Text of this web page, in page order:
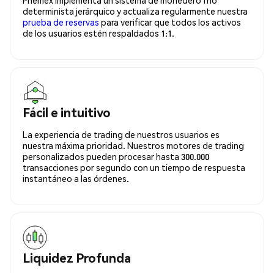
determinista jerárquico y actualiza regularmente nuestra
prueba de reservas para verificar que todos los activos
de los usuarios estén respaldados 1:1.
Fácil e intuitivo
La experiencia de trading de nuestros usuarios es
nuestra máxima prioridad. Nuestros motores de trading
personalizados pueden procesar hasta 300.000
transacciones por segundo con un tiempo de respuesta
instantáneo a las órdenes.
Liquidez Profunda